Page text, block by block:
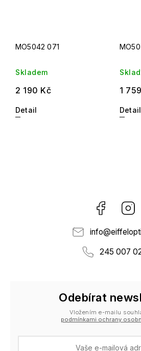
MO5042 071
Skladem
2 190 Kč
Detail
1
Detail
Facebook
info@
245 007
Odebírat
Vložením e-mailu
podmínkami ochrany